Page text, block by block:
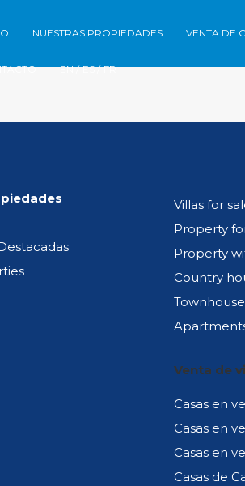
Inicio Nuestras propiedades
NUESTRAS PROPIEDADES VENTA DE
EN / ES / FR
Villas for
Property
Property
Country
Venta de
Casas en
Casas en
Casas en
Casas de